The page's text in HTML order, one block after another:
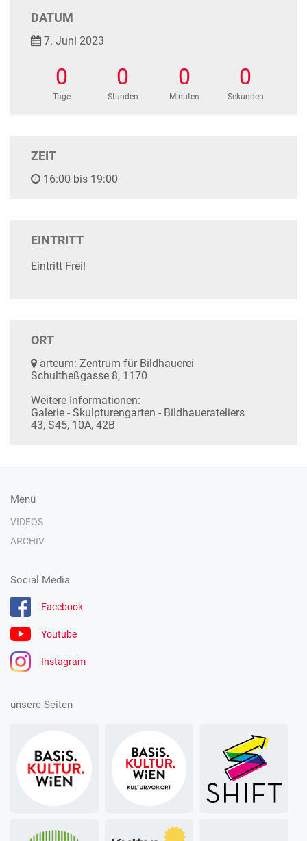
DATUM
7. Juni 2023
0
Tage
0
Stunden
0
Minuten
0
Sekunden
ZEIT
16:00 bis 19:00
EINTRITT
Eintritt Frei!
ORT
arteum: Zentrum für Bildhauerei
Schultheßgasse 8, 1170
Weitere Informationen:
Galerie - Skulpturengarten - Bildhauerateliers
43, S45, 10A, 42B
Menü
VIDEOS
ARCHIV
Social Media
Facebook
Youtube
Instagram
unsere Seiten